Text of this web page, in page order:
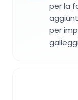
per la
per